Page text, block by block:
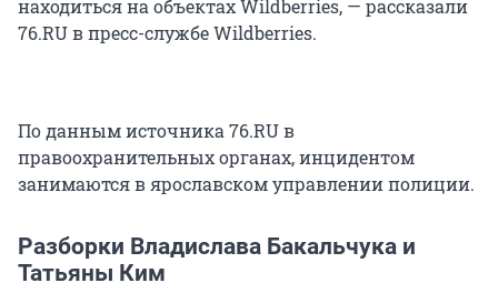
находиться на объектах Wildberries, — рассказали
76.RU в пресс-службе Wildberries.
По данным источника 76.RU в
правоохранительных органах, инцидентом
занимаются в ярославском управлении полиции.
Разборки Владислава Бакальчука и
Татьяны Ким